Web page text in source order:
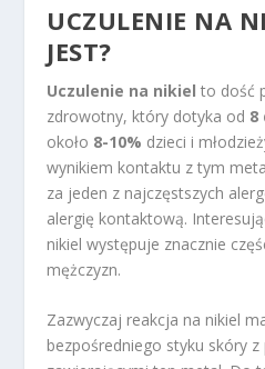
UCZULENIE NA
JEST?
Uczulenie na nikiel to dość
zdrowotny, który dotyka od 8
około 8-10% dzieci i
wynikiem kontaktu z tym
za jeden z najczęstszych
alergię kontaktową.
nikiel występuje znacznie
mężczyzn.
Zazwyczaj reakcja na nikiel
bezpośredniego styku skóry